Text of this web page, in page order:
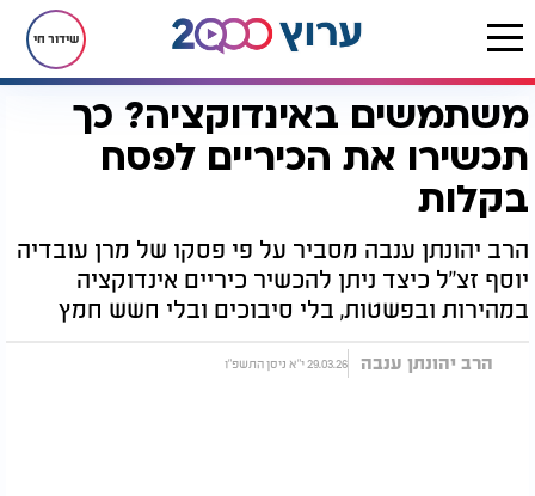
שידור חי
דף הבית יהדות חגים ומועדים פסח הכשרות לפסח משתמשים באינדוקציה? כך תכשירו את הכיריים לפסח בקלות
משתמשים באינדוקציה? כך
תכשירו את הכיריים לפסח
בקלות
הרב יהונתן ענבה מסביר על פי פסקו של מרן עובדיה
יוסף זצ"ל כיצד ניתן להכשיר כיריים אינדוקציה
במהירות ובפשטות, בלי סיבוכים ובלי חשש חמץ
הרב יהונתן ענבה 29.03.26 י"א ניסן התשפ"ו